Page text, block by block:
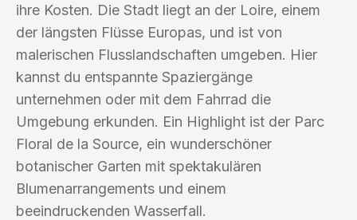
ihre Kosten. Die Stadt liegt an der Loire, einem
der längsten Flüsse Europas, und ist von
malerischen Flusslandschaften umgeben. Hier
kannst du entspannte Spaziergänge
unternehmen oder mit dem Fahrrad die
Umgebung erkunden. Ein Highlight ist der Parc
Floral de la Source, ein wunderschöner
botanischer Garten mit spektakulären
Blumenarrangements und einem
beeindruckenden Wasserfall.